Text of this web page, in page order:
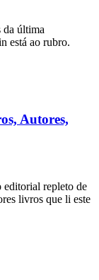
da última
está ao rubro.
Autores,
editorial repleto de
livros que li este